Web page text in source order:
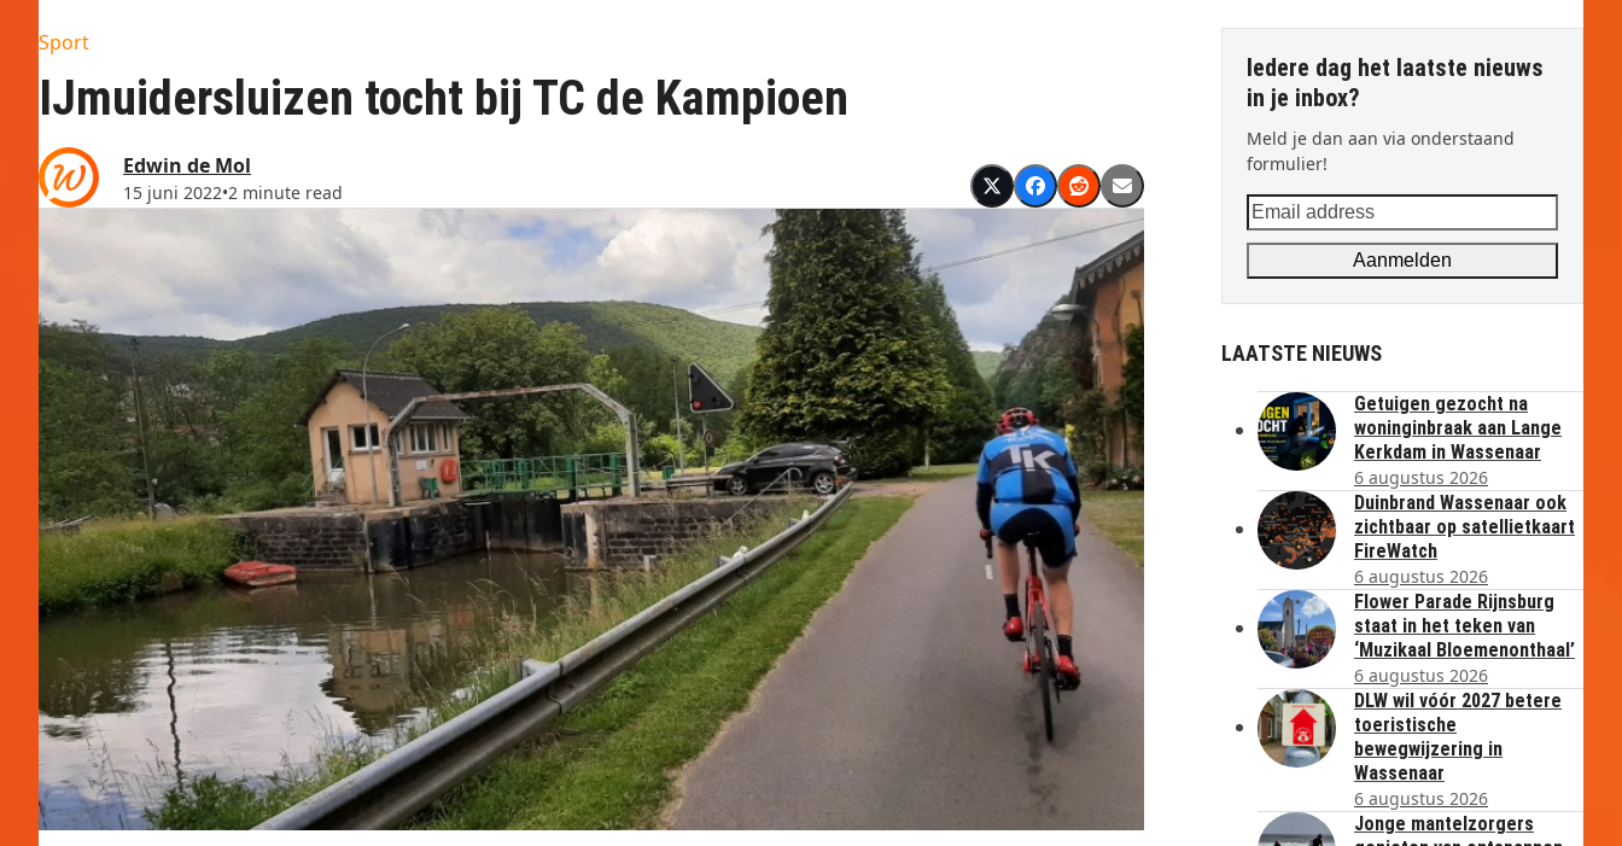
Sport
IJmuidersluizen tocht bij TC de Kampioen
Edwin de Mol
15 juni 2022•2 minute read
Iedere dag het laatste nieuws
in je inbox?
Meld je dan aan via onderstaand
formulier!
Email
address
Aanmelden
LAATSTE NIEUWS
Getuigen gezocht na
woninginbraak aan Lange
Kerkdam in Wassenaar
6 augustus 2026
Duinbrand Wassenaar ook
zichtbaar op satellietkaart
FireWatch
6 augustus 2026
Flower Parade Rijnsburg
staat in het teken van
‘Muzikaal Bloemenonthaal’
6 augustus 2026
DLW wil vóór 2027 betere
toeristische
bewegwijzering in
Wassenaar
6 augustus 2026
Jonge mantelzorgers